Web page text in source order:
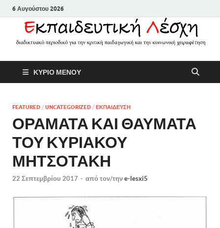
6 Αυγούστου 2026
κριτική παιδαγωγική και την
κοινωνική χειραφέτηση
ΚΥΡΙΟ ΜΕΝΟΥ
FEATURED / UNCATEGORIZED / ΕΚΠΑΙΔΕΥΣΗ
ΟΡΑΜΑΤΑ ΚΑΙ ΘΑΥΜΑΤΑ
ΤΟΥ ΚΥΡΙΑΚΟΥ
ΜΗΤΣΟΤΑΚΗ
22 Σεπτεμβρίου 2017 - από τον/τηνe-lesxi5